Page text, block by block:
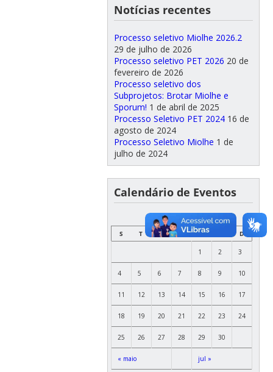
Notícias recentes
Processo seletivo Miolhe 2026.2
29 de julho de 2026
Processo seletivo PET 2026 20 de
fevereiro de 2026
Processo seletivo dos
Subprojetos: Brotar Miolhe e
Sporum! 1 de abril de 2025
Processo Seletivo PET 2024 16 de
agosto de 2024
Processo Seletivo Miolhe 1 de
julho de 2024
Calendário de Eventos
SETEMBRO
S
T Q Q S D
« maio jul »
1 2 3
4 5 6 7 8 9 10
11 12 13 14 15 16 17
18 19 20 21 22 23 24
25 26 27 28 29 30